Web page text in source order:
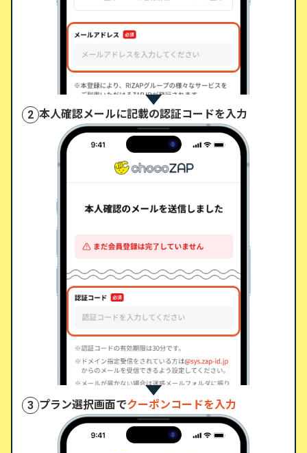
2 本人確認メールに記載の認証コードを入力
3 プラン選択画面でクーポンコードを入力